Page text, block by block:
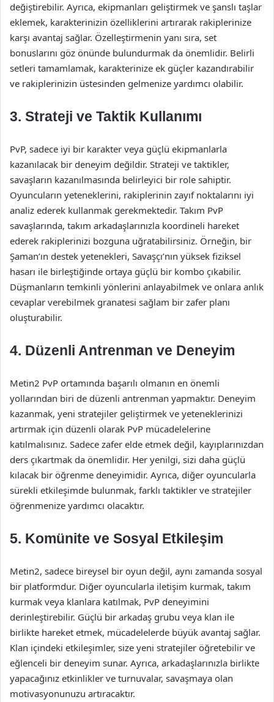
değiştirebilir. Ayrıca, ekipmanları geliştirmek ve şanslı taşlar
eklemek, karakterinizin özelliklerini artırarak rakiplerinize
karşı avantaj sağlar. Özelleştirmenin yanı sıra, set
bonuslarını göz önünde bulundurmak da önemlidir. Belirli
setleri tamamlamak, karakterinize ek güçler kazandırabilir
ve rakiplerinizin üstesinden gelmenize yardımcı olabilir.
3. Strateji ve Taktik Kullanımı
PvP, sadece iyi bir karakter veya güçlü ekipmanlarla
kazanılacak bir deneyim değildir. Strateji ve taktikler,
savaşların kazanılmasında belirleyici bir role sahiptir.
Oyuncuların yeteneklerini, rakiplerinin zayıf noktalarını iyi
analiz ederek kullanmak gerekmektedir. Takım PvP
savaşlarında, takım arkadaşlarınızla koordineli hareket
ederek rakiplerinizi bozguna uğratabilirsiniz. Örneğin, bir
Şaman’ın destek yetenekleri, Savaşçı’nın yüksek fiziksel
hasarı ile birleştiğinde ortaya güçlü bir kombo çıkabilir.
Düşmanların temkinli yönlerini anlayabilmek ve onlara anlık
cevaplar verebilmek granatesi sağlam bir zafer planı
oluşturabilir.
4. Düzenli Antrenman ve Deneyim
Metin2 PvP ortamında başarılı olmanın en önemli
yollarından biri de düzenli antrenman yapmaktır. Deneyim
kazanmak, yeni stratejiler geliştirmek ve yeteneklerinizi
artırmak için düzenli olarak PvP mücadelelerine
katılmalısınız. Sadece zafer elde etmek değil, kayıplarınızdan
ders çıkartmak da önemlidir. Her yenilgi, sizi daha güçlü
kılacak bir öğrenme deneyimidir. Ayrıca, diğer oyuncularla
sürekli etkileşimde bulunmak, farklı taktikler ve stratejiler
öğrenmenize yardımcı olacaktır.
5. Komünite ve Sosyal Etkileşim
Metin2, sadece bireysel bir oyun değil, aynı zamanda sosyal
bir platformdur. Diğer oyuncularla iletişim kurmak, takım
kurmak veya klanlara katılmak, PvP deneyimini
derinleştirebilir. Güçlü bir arkadaş grubu veya klan ile
birlikte hareket etmek, mücadelelerde büyük avantaj sağlar.
Klan içindeki etkileşimler, size yeni stratejiler öğretebilir ve
eğlenceli bir deneyim sunar. Ayrıca, arkadaşlarınızla birlikte
yapacağınız etkinlikler ve turnuvalar, savaşmaya olan
motivasyonunuzu artıracaktır.